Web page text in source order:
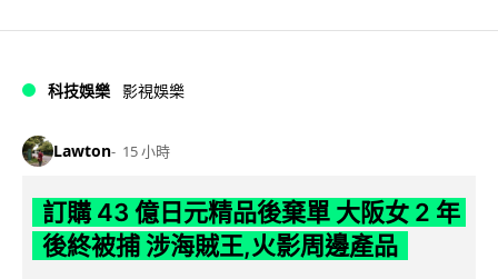
科技娛樂 影視娛樂
Lawton 15 小時
訂購 43 億日元精品後棄單 大阪女 2 年
後終被捕 涉海賊王,火影周邊產品